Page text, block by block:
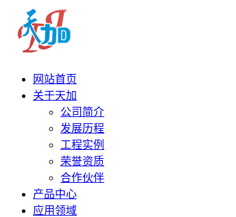
网站首页
关于天加
公司简介
发展历程
工程实例
荣誉资质
合作伙伴
产品中心
应用领域